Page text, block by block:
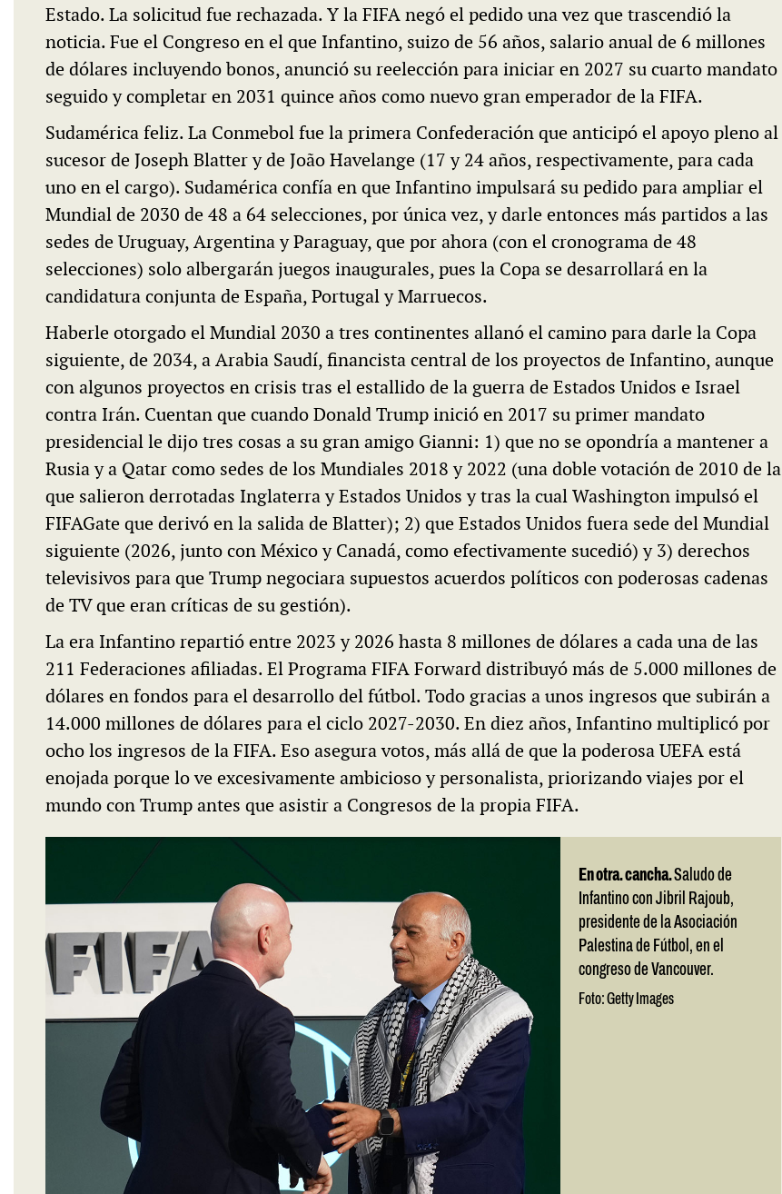
Estado. La solicitud fue rechazada. Y la FIFA negó el pedido una vez que trascendió la
noticia. Fue el Congreso en el que Infantino, suizo de 56 años, salario anual de 6 millones
de dólares incluyendo bonos, anunció su reelección para iniciar en 2027 su cuarto mandato
seguido y completar en 2031 quince años como nuevo gran emperador de la FIFA.
Sudamérica feliz. La Conmebol fue la primera Confederación que anticipó el apoyo pleno al
sucesor de Joseph Blatter y de João Havelange (17 y 24 años, respectivamente, para cada
uno en el cargo). Sudamérica confía en que Infantino impulsará su pedido para ampliar el
Mundial de 2030 de 48 a 64 selecciones, por única vez, y darle entonces más partidos a las
sedes de Uruguay, Argentina y Paraguay, que por ahora (con el cronograma de 48
selecciones) solo albergarán juegos inaugurales, pues la Copa se desarrollará en la
candidatura conjunta de España, Portugal y Marruecos.
Haberle otorgado el Mundial 2030 a tres continentes allanó el camino para darle la Copa
siguiente, de 2034, a Arabia Saudí, financista central de los proyectos de Infantino, aunque
con algunos proyectos en crisis tras el estallido de la guerra de Estados Unidos e Israel
contra Irán. Cuentan que cuando Donald Trump inició en 2017 su primer mandato
presidencial le dijo tres cosas a su gran amigo Gianni: 1) que no se opondría a mantener a
Rusia y a Qatar como sedes de los Mundiales 2018 y 2022 (una doble votación de 2010 de la
que salieron derrotadas Inglaterra y Estados Unidos y tras la cual Washington impulsó el
FIFAGate que derivó en la salida de Blatter); 2) que Estados Unidos fuera sede del Mundial
siguiente (2026, junto con México y Canadá, como efectivamente sucedió) y 3) derechos
televisivos para que Trump negociara supuestos acuerdos políticos con poderosas cadenas
de TV que eran críticas de su gestión).
La era Infantino repartió entre 2023 y 2026 hasta 8 millones de dólares a cada una de las
211 Federaciones afiliadas. El Programa FIFA Forward distribuyó más de 5.000 millones de
dólares en fondos para el desarrollo del fútbol. Todo gracias a unos ingresos que subirán a
14.000 millones de dólares para el ciclo 2027-2030. En diez años, Infantino multiplicó por
ocho los ingresos de la FIFA. Eso asegura votos, más allá de que la poderosa UEFA está
enojada porque lo ve excesivamente ambicioso y personalista, priorizando viajes por el
mundo con Trump antes que asistir a Congresos de la propia FIFA.
En otra. cancha.Saludo de
Infantino con Jibril Rajoub,
presidente de la Asociación
Palestina de Fútbol, en el
congreso de Vancouver.
Foto: Getty Images